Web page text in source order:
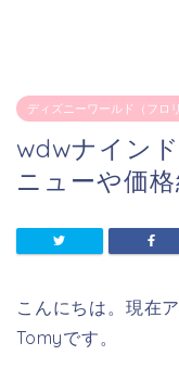
ディズニーワールド（フロリ
wdwナイン
ニューや価
こんにちは。現在
Tomyです。